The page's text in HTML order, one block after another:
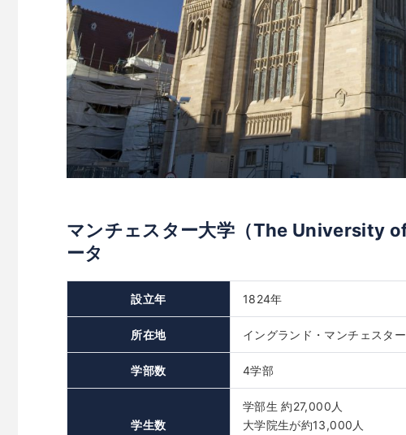
マンチェスター大学（The University
ータ
設立年 1824年
所在地 イングランド・マンチェスター
学部数 4学部
学生数
学部生 約27,000人
大学院生が約13,000人